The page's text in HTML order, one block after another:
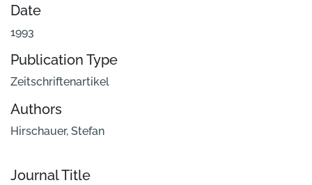
Date
1993
Publication Type
Zeitschriftenartikel
Authors
Hirschauer, Stefan
Journal Title